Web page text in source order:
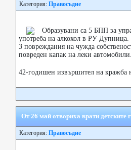
Категория: Правосъдие
Образувани са 5 БПП за
употреба на алкохол в РУ
3 повреждания на чужда
повреден капак на леки
42-годишен извършител на
От 26 май отвориха врати
Категория: Правосъдие